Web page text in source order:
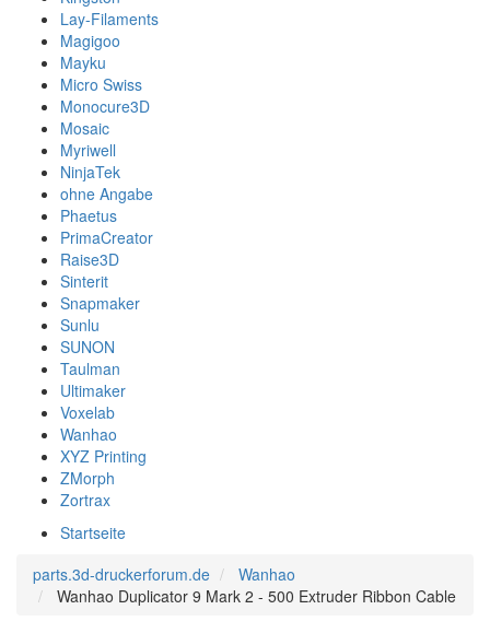
Lay-Filaments
Magigoo
Mayku
Micro Swiss
Monocure3D
Mosaic
Myriwell
NinjaTek
ohne Angabe
Phaetus
PrimaCreator
Raise3D
Sinterit
Snapmaker
Sunlu
SUNON
Taulman
Ultimaker
Voxelab
Wanhao
XYZ Printing
ZMorph
Zortrax
Startseite
parts.3d-druckerforum.de
Wanhao
Wanhao Duplicator 9 Mark 2 - 500 Extruder Ribbon Cable